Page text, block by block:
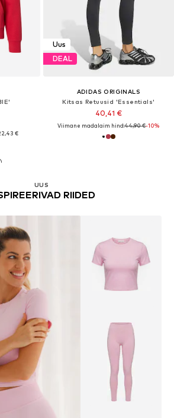
€
Uus
DEAL
ADIDAS ORIGINALS
Kitsas Retuusid 'Essentials'
40,41 €
Viimane madalaim hind:44,90 €-10%
UUS
RIIDED